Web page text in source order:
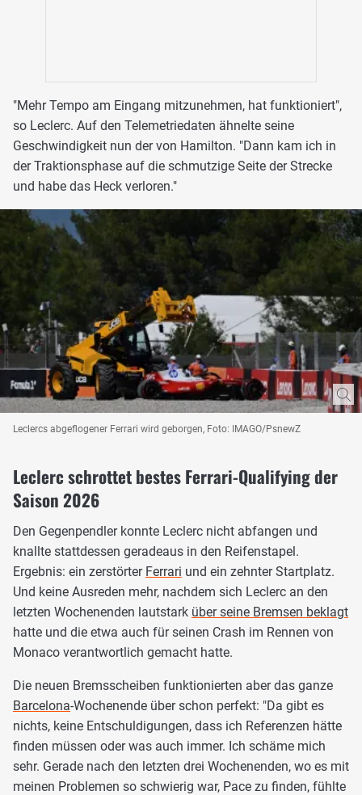
"Mehr Tempo am Eingang mitzunehmen, hat funktioniert",
so Leclerc. Auf den Telemetriedaten ähnelte seine
Geschwindigkeit nun der von Hamilton. "Dann kam ich in
der Traktionsphase auf die schmutzige Seite der Strecke
und habe das Heck verloren."
Leclercs abgeflogener Ferrari wird geborgen, Foto: IMAGO/PsnewZ
Leclerc schrottet bestes Ferrari-Qualifying der
Saison 2026
Den Gegenpendler konnte Leclerc nicht abfangen und
knallte stattdessen geradeaus in den Reifenstapel.
Ergebnis: ein zerstörter Ferrari und ein zehnter Startplatz.
Und keine Ausreden mehr, nachdem sich Leclerc an den
letzten Wochenenden lautstark über seine Bremsen beklagt
hatte und die etwa auch für seinen Crash im Rennen von
Monaco verantwortlich gemacht hatte.
Die neuen Bremsscheiben funktionierten aber das ganze
Barcelona-Wochenende über schon perfekt: "Da gibt es
nichts, keine Entschuldigungen, dass ich Referenzen hätte
finden müssen oder was auch immer. Ich schäme mich
sehr. Gerade nach den letzten drei Wochenenden, wo es mit
meinen Problemen so schwierig war, Pace zu finden, fühlte